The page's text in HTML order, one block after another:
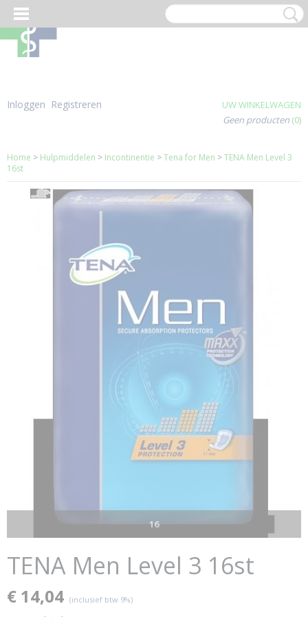
Inloggen Registreren
UW WINKELWAGEN
Geen producten (0)
Home > Hulpmiddelen > Incontinentie >Tena for Men >TENA Men Level 3
16st
16
TENA Men Level 3 16st
€ 14,04 (inclusief btw 9%)